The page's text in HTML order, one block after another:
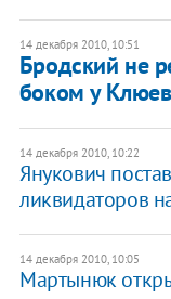
14 декабря 2010, 10:51
Бродский не
боком у
14 декабря 2010, 10:22
Янукович
ликвидаторов
14 декабря 2010, 10:05
Мартынюк